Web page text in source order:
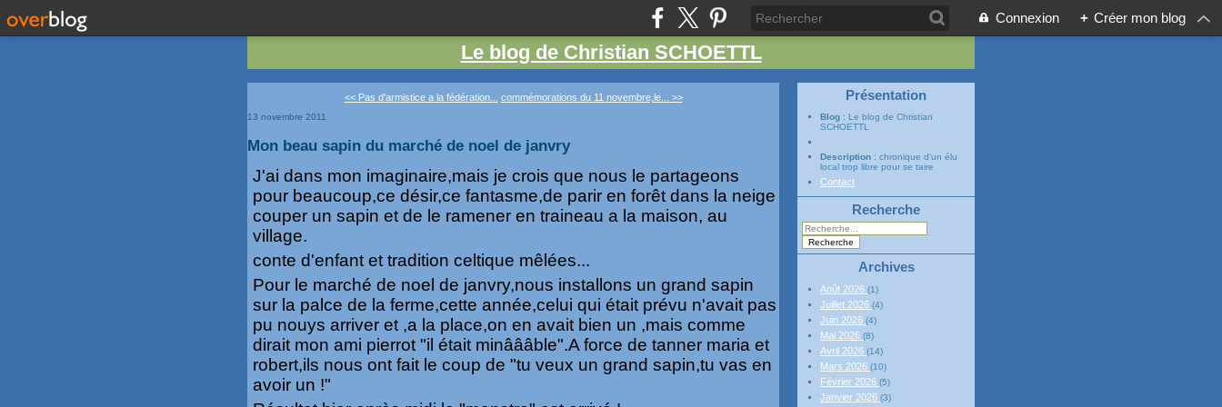
Connexion + Créer mon blog
Le blog de Christian SCHOETTL
<< Pas d'armistice a la fédération... commémorations du 11 novembre,le... >>
13 novembre 2011
Mon beau sapin du marché de noel de janvry
J'ai dans mon imaginaire,mais je crois que nous le partageons
pour beaucoup,ce désir,ce fantasme,de parir en forêt dans la neige
couper un sapin et de le ramener en traineau a la maison, au
village.
conte d'enfant et tradition celtique mêlées...
Pour le marché de noel de janvry,nous installons un grand sapin
sur la palce de la ferme,cette année,celui qui était prévu n'avait pas
pu nouys arriver et ,a la place,on en avait bien un ,mais comme
dirait mon ami pierrot "il était minâââble".A force de tanner maria et
robert,ils nous ont fait le coup de "tu veux un grand sapin,tu vas en
avoir un !"
Présentation
Blog : Le blog de Christian
SCHOETTL
Description : chronique d'un élu
local trop libre pour se taire
Contact
Recherche
Archives
Août 2026 (1)
Juillet 2026 (4)
Juin 2026 (4)
Mai 2026 (8)
Avril 2026 (14)
Mars 2026 (10)
Février 2026 (5)
Janvier 2026 (3)